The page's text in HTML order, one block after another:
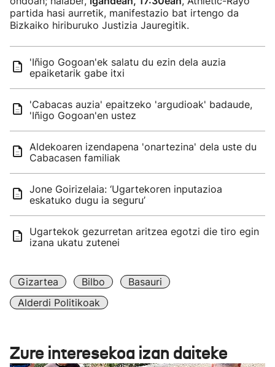
partida hasi aurretik, manifestazio bat irtengo da
Bizkaiko hiriburuko Justizia Jauregitik.
'Iñigo Gogoan'ek salatu du ezin dela auzia
epaiketarik gabe itxi
'Cabacas auzia' epaitzeko 'argudioak' badaude,
'Iñigo Gogoan'en ustez
Aldekoaren izendapena 'onartezina' dela uste du
Cabacasen familiak
Jone Goirizelaia: ‘Ugartekoren inputazioa
eskatuko dugu ia seguru’
Ugartekok gezurretan aritzea egotzi die tiro egin
izana ukatu zutenei
Gizartea Bilbo
Basauri
Alderdi Politikoak
Zure interesekoa izan daiteke